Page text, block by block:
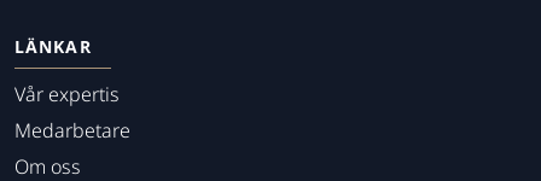
LÄNKAR
Vår expertis
Medarbetare
Om oss